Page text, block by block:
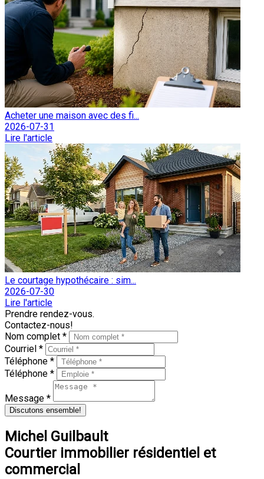
Acheter une maison avec des fi...
2026-07-31
Lire l'article
Le courtage hypothécaire : sim...
2026-07-30
Lire l'article
Prendre rendez-vous.
Contactez-nous!
Nom complet *
Courriel *
Téléphone *
Téléphone *
Message *
Discutons ensemble!
Michel Guilbault
Courtier immobilier résidentiel et
commercial